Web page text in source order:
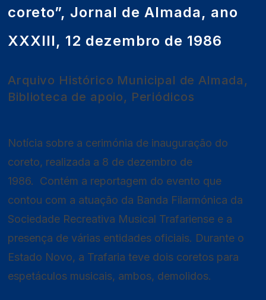
coreto”, Jornal de Almada, ano
XXXIII, 12 dezembro de 1986
Arquivo Histórico Municipal de Almada,
Biblioteca de apoio, Periódicos
Notícia sobre a cerimónia de inauguração do
coreto, realizada a 8 de dezembro de
1986. Contém a reportagem do evento que
contou com a atuação da Banda Filarmónica da
Sociedade Recreativa Musical Trafariense e a
presença de várias entidades oficiais. Durante o
Estado Novo, a Trafaria teve dois coretos para
espetáculos musicais, ambos, demolidos.